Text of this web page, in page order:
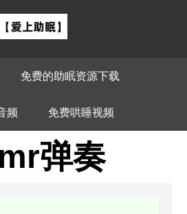
免费的助眠资源下载
频 免费哄睡视频
弹奏